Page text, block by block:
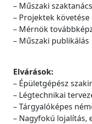
– Műszaki
– Projektek követése
– Mérnök
– Műszaki publikálás
Elvárások:
– Épületgépész
– Légtechnikai
– Tárgyalóképes
– Nagyfokú lojalítás,